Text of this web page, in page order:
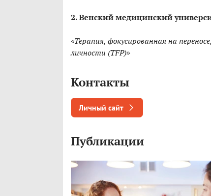
2. Венский медицинский
«Терапия, фокусированная на
личности (TFP)»
Контакты
Личный сайт
Публикации